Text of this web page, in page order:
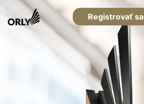
Registrovať sa